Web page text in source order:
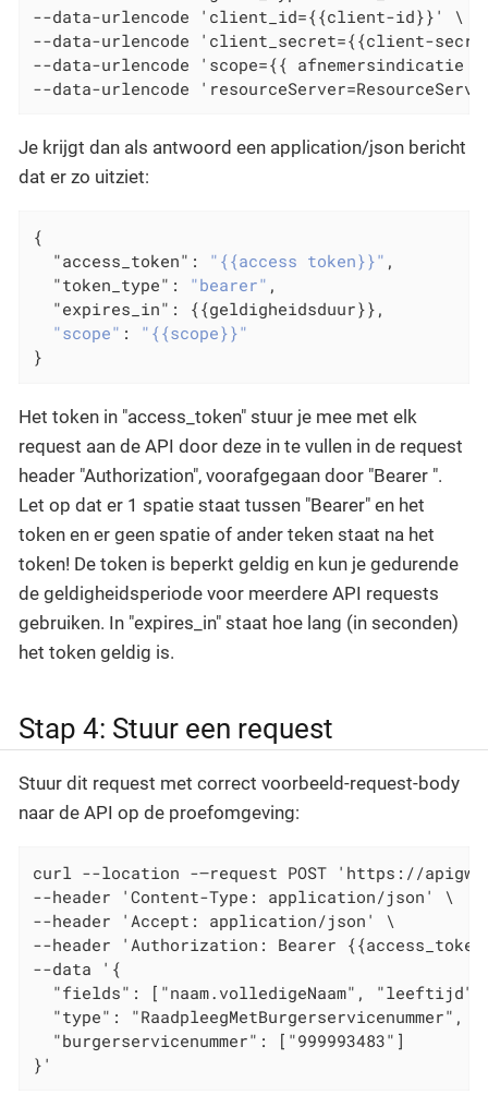
--data-urlencode 'client_id={{client-id}}' \
--data-urlencode 'client_secret={{client-
--data-urlencode 'scope={{
--data-urlencode
Je krijgt dan als antwoord een application/json bericht
dat er zo uitziet:
{
"access_token" : "{{access token}}" ,
"token_type" : "bearer" ,
"expires_in" : {{geldigheidsduur}},
"scope" : "{{scope}}"
}
Het token in "access_token" stuur je mee met elk
request aan de API door deze in te vullen in de request
header "Authorization", voorafgegaan door "Bearer ".
Let op dat er 1 spatie staat tussen "Bearer" en het
token en er geen spatie of ander teken staat na het
token! De token is beperkt geldig en kun je gedurende
de geldigheidsperiode voor meerdere API requests
gebruiken. In "expires_in" staat hoe lang (in seconden)
het token geldig is.
Stap 4: Stuur een request
Stuur dit request met correct voorbeeld-request-body
naar de API op de proefomgeving:
curl --location -–request POST 'https://
--header 'Content-Type: application/json' \
--header 'Accept: application/json' \
--header 'Authorization: Bearer
--data '{
"fields": ["naam.volledigeNaam",
  "type": "RaadpleegMetBurgerservicenummer",
  "burgerservicenummer": ["999993483"]
}'